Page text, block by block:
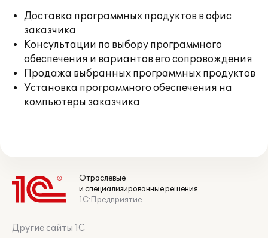
Доставка программных продуктов в офис
заказчика
Консультации по выбору программного
обеспечения и вариантов его сопровождения
Продажа выбранных программных продуктов
Установка программного обеспечения на
компьютеры заказчика
Отраслевые
и специализированные решения
1С:Предприятие
Другие сайты 1С